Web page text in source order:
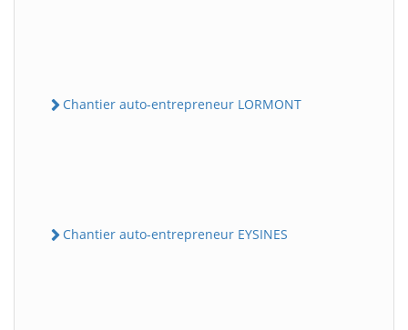
Chantier auto-entrepreneur LORMONT
Chantier auto-entrepreneur EYSINES